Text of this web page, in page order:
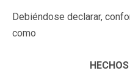
Debiéndose declarar,
como